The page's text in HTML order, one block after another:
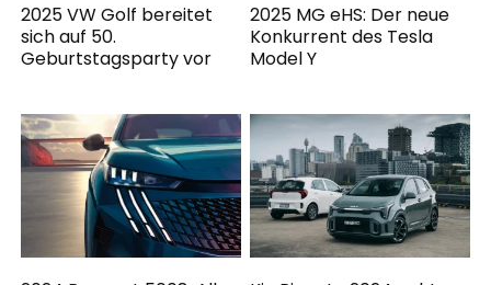
2025 VW Golf bereitet
sich auf 50.
Geburtstagsparty vor
2025 MG eHS: Der neue
Konkurrent des Tesla
Model Y